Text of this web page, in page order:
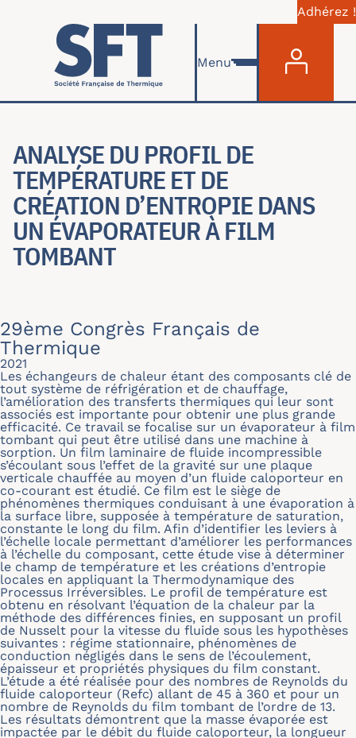
Aller au contenu principal
Adhérez !
Menu
ANALYSE DU PROFIL DE
TEMPÉRATURE ET DE
CRÉATION D’ENTROPIE DANS
UN ÉVAPORATEUR À FILM
TOMBANT
29ème Congrès Français de
Thermique
2021
Les échangeurs de chaleur étant des composants clé de
tout système de réfrigération et de chauffage,
l’amélioration des transferts thermiques qui leur sont
associés est importante pour obtenir une plus grande
efficacité. Ce travail se focalise sur un évaporateur à film
tombant qui peut être utilisé dans une machine à
sorption. Un film laminaire de fluide incompressible
s’écoulant sous l’effet de la gravité sur une plaque
verticale chauffée au moyen d’un fluide caloporteur en
co-courant est étudié. Ce film est le siège de
phénomènes thermiques conduisant à une évaporation à
la surface libre, supposée à température de saturation,
constante le long du film. Afin d’identifier les leviers à
l’échelle locale permettant d’améliorer les performances
à l’échelle du composant, cette étude vise à déterminer
le champ de température et les créations d’entropie
locales en appliquant la Thermodynamique des
Processus Irréversibles. Le profil de température est
obtenu en résolvant l’équation de la chaleur par la
méthode des différences finies, en supposant un profil
de Nusselt pour la vitesse du fluide sous les hypothèses
suivantes : régime stationnaire, phénomènes de
conduction négligés dans le sens de l’écoulement,
épaisseur et propriétés physiques du film constant.
L’étude a été réalisée pour des nombres de Reynolds du
fluide caloporteur (Refc) allant de 45 à 360 et pour un
nombre de Reynolds du film tombant de l’ordre de 13.
Les résultats démontrent que la masse évaporée est
impactée par le débit du fluide caloporteur, la longueur